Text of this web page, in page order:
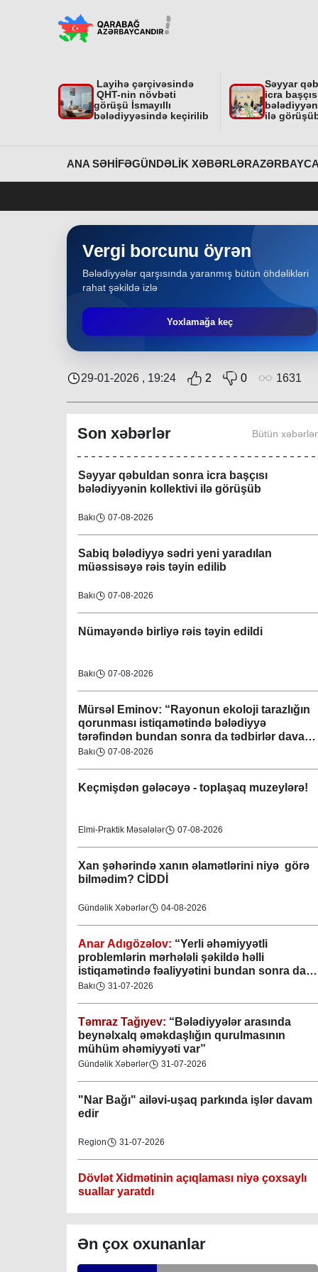
Layihə çərçivəsində
QHT-nin növbəti
görüşü İsmayıllı
bələdiyyəsində keçirilib
Səyyar
icra
ilə
ANA SƏHIFƏGÜNDƏLIK XƏBƏRLƏR
Vergi borcunu öyrən
Bələdiyyələr qarşısında yaranmış bütün öhdəlikləri
rahat şəkildə izlə
Yoxlamağa keç
29-01-2026 , 19:24 2 0 1631
Son xəbərlər Bütün xəbərlər
edir
Dövlət Xidmətinin açıqlaması niyə çoxsaylı
suallar yaratdı
Məhkəmə prosesi ilə bağlı yerində baxış
Region 30-07-2026
: “Rayon ərazisində həyata
keçirilən layihələrə Nəsimi bələdiyyəsi də öz
Region 08-08-2026
Səyyar qəbuldan sonra icra başçısı
bələdiyyənin kollektivi ilə görüşüb
Bakı 07-08-2026
Sabiq bələdiyyə sədri yeni yaradılan
müəssisəyə rəis təyin edilib
Bakı 07-08-2026
Nümayəndə birliyə rəis təyin edildi
Bakı 07-08-2026
Mürsəl Eminov: “Rayonun ekoloji tarazlığın
qorunması istiqamətində bələdiyyə
tərəfindən bundan sonra da tədbirlər davam
etdiriləcəkdir”
Bakı 07-08-2026
Keçmişdən gələcəyə - toplaşaq muzeylərə!
Elmi-Praktik Məsələlər 07-08-2026
Xan şəhərində xanın əlamətlərini niyə görə
bilmədim? CİDDİ
Gündəlik Xəbərlər 04-08-2026
Anar Adıgözəlov: “Yerli əhəmiyyətli
problemlərin mərhələli şəkildə həlli
istiqamətində fəaliyyətini bundan sonra da
davam etdirəcəkdir
Bakı 31-07-2026
Təmraz Tağıyev: “Bələdiyyələr arasında
beynəlxalq əməkdaşlığın qurulmasının
mühüm əhəmiyyəti var”
Gündəlik Xəbərlər 31-07-2026
"Nar Bağı" ailəvi-uşaq parkında işlər davam
edir
Region 31-07-2026
Dövlət Xidmətinin açıqlaması niyə çoxsaylı
suallar yaratdı
Məhkəmə prosesi ilə bağlı yerində baxış
keçirilib
Ən çox oxunanlar
Gəncə şəhəri Nizami bələdiyyəsi
08-04-2023
M.Ə.Rəsuzladə bələdiyyəsi
07-04-2023
Xətai bələdiyyəsi
07-04-2023
06-04-2023
Nəsimi bələdiyyəsi
06-04-2023
Nərimanov bələdiyyəsi
06-04-2023